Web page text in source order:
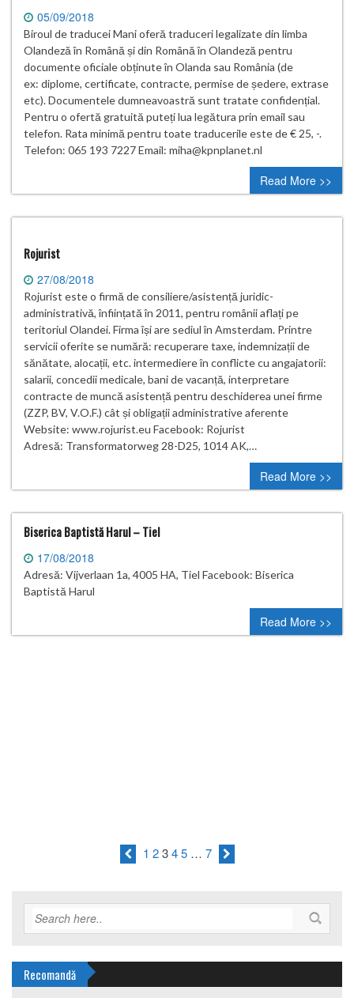
05/09/2018
Biroul de traducei Mani oferă traduceri legalizate din limba
Olandeză în Română și din Română în Olandeză pentru
documente oficiale obținute în Olanda sau România (de
ex: diplome, certificate, contracte, permise de ședere, extrase
etc). Documentele dumneavoastră sunt tratate confidențial.
Pentru o ofertă gratuită puteți lua legătura prin email sau
telefon. Rata minimă pentru toate traducerile este de € 25, -.
Telefon: 065 193 7227 Email: miha@kpnplanet.nl
Read More >>
Rojurist
27/08/2018
Rojurist este o firmă de consiliere/asistență juridic-
administrativă, înființată în 2011, pentru românii aflați pe
teritoriul Olandei. Firma își are sediul în Amsterdam. Printre
servicii oferite se numără: recuperare taxe, indemnizații de
sănătate, alocații, etc. intermediere în conflicte cu angajatorii:
salarii, concedii medicale, bani de vacanță, interpretare
contracte de muncă asistență pentru deschiderea unei firme
(ZZP, BV, V.O.F.) cât și obligații administrative aferente
Website: www.rojurist.eu Facebook: Rojurist
Adresă: Transformatorweg 28-D25, 1014 AK,…
Read More >>
Biserica Baptistă Harul – Tiel
17/08/2018
Adresă: Vijverlaan 1a, 4005 HA, Tiel Facebook: Biserica
Baptistă Harul
Read More >>
1 2 3 4 5 … 7
Recomandă